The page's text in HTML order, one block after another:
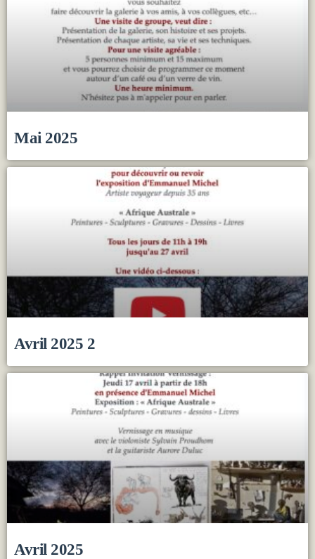
Mai 2025
Avril 2025 2
Avril 2025